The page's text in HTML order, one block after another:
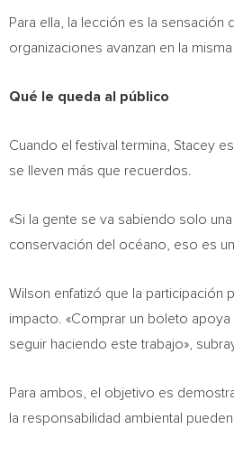
Para ella, la lección es la sensación
organizaciones avanzan en la
Qué le queda al público
Cuando el festival termina, Stacey
se lleven más que recuerdos.
«Si la gente se va sabiendo solo
conservación del océano, eso es un
Wilson enfatizó que la participación
impacto. «Comprar un boleto
seguir haciendo este trabajo»,
Para ambos, el objetivo es
la responsabilidad ambiental